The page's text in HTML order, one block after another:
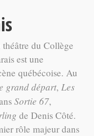
du Collège
est une
québécoise. Au
grand départ,Les
Sortie 67,
de Denis Côté.
rôle majeur dans